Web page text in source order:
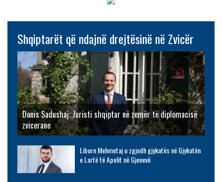
Shqiptarët që ndajnë drejtësinë në Zvicër
Donis Sadushaj: Juristi shqiptar në zemër të diplomacisë
zvicerane
Liburn Mehmetaj u zgjodh gjykatës në Gjykatën
e Lartë të Apelit në Gjenevë